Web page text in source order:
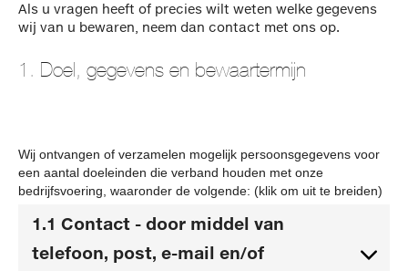
Als u vragen heeft of precies wilt weten welke gegevens
wij van u bewaren, neem dan contact met ons op.
1. Doel, gegevens en bewaartermijn
Wij ontvangen of verzamelen mogelijk persoonsgegevens voor
een aantal doeleinden die verband houden met onze
bedrijfsvoering, waaronder de volgende: (klik om uit te breiden)
1.1 Contact - door middel van
telefoon, post, e-mail en/of